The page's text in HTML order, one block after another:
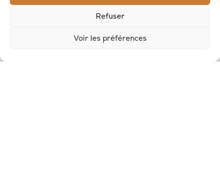
Refuser
Voir les préférences
Inscrivez-vous à notre newsletter pour
recevoir des offres et suivre nos actus